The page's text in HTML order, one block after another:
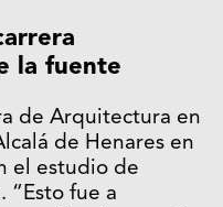
la fuente
de Arquitectura en
de Henares en
el estudio de
“Esto fue a